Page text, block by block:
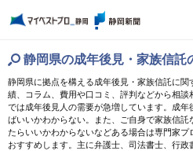
静岡県の成年後見・家族信託
静岡県に拠点を構える成年後見・家族信託に
績、コラム、費用や口コミ、評判などから相
では成年後見人の需要が急増しています。成
ばいいかわからない。また、ご自身で家族信託
たらいいかわからないなどある場合は専門家
おすすめします。主に弁護士、司法書士、行政